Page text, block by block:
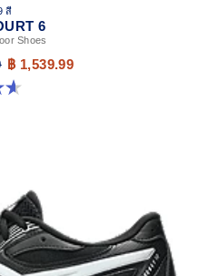
สี
6
Shoes
฿ 1,539.99